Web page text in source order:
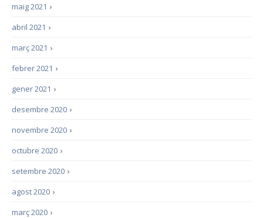
›
maig 2021
›
abril 2021
›
març 2021
›
febrer 2021
›
gener 2021
›
desembre 2020
›
novembre 2020
›
octubre 2020
›
setembre 2020
›
agost 2020
›
març 2020